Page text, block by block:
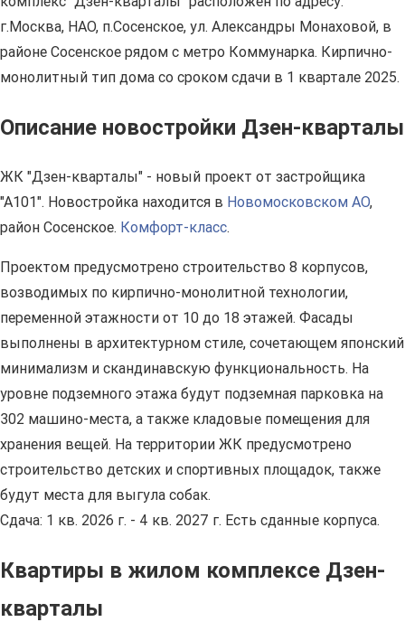
г.Москва, НАО, п.Сосенское, ул. Александры Монаховой, в
районе Сосенское рядом с метро Коммунарка. Кирпично-
монолитный тип дома со сроком сдачи в 1 квартале 2025.
Описание новостройки Дзен-кварталы
ЖК "Дзен-кварталы" - новый проект от застройщика
"А101". Новостройка находится в Новомосковском АО,
район Сосенское. Комфорт-класс.
Проектом предусмотрено строительство 8 корпусов,
возводимых по кирпично-монолитной технологии,
переменной этажности от 10 до 18 этажей. Фасады
выполнены в архитектурном стиле, сочетающем японский
минимализм и скандинавскую функциональность. На
уровне подземного этажа будут подземная парковка на
302 машино-места, а также кладовые помещения для
хранения вещей. На территории ЖК предусмотрено
строительство детских и спортивных площадок, также
будут места для выгула собак.
Сдача: 1 кв. 2026 г. - 4 кв. 2027 г. Есть сданные корпуса.
Квартиры в жилом комплексе Дзен-
кварталы